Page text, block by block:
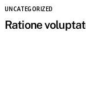
UNCATEGORIZED
Ratione